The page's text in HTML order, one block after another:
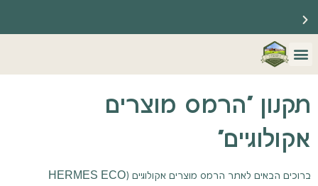
☀️ ברוכים הבאים לאתר שלנו ☀️ 🔥 משווקים רשמיים של HomeBiogas 🔥
תקנון "הרמס מוצרים
אקולוגיים"
ברוכים הבאים לאתר הרמס מוצרים אקולוגיים (HERMES ECO